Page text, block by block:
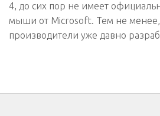
4, до сих пор не имеет
мыши от Microsoft. Тем не
производители уже давно